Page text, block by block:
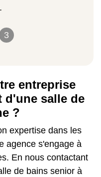
3
entreprise
d'une salle de
?
expertise dans les
agence s'engage à
En nous contactant
de bains senior à